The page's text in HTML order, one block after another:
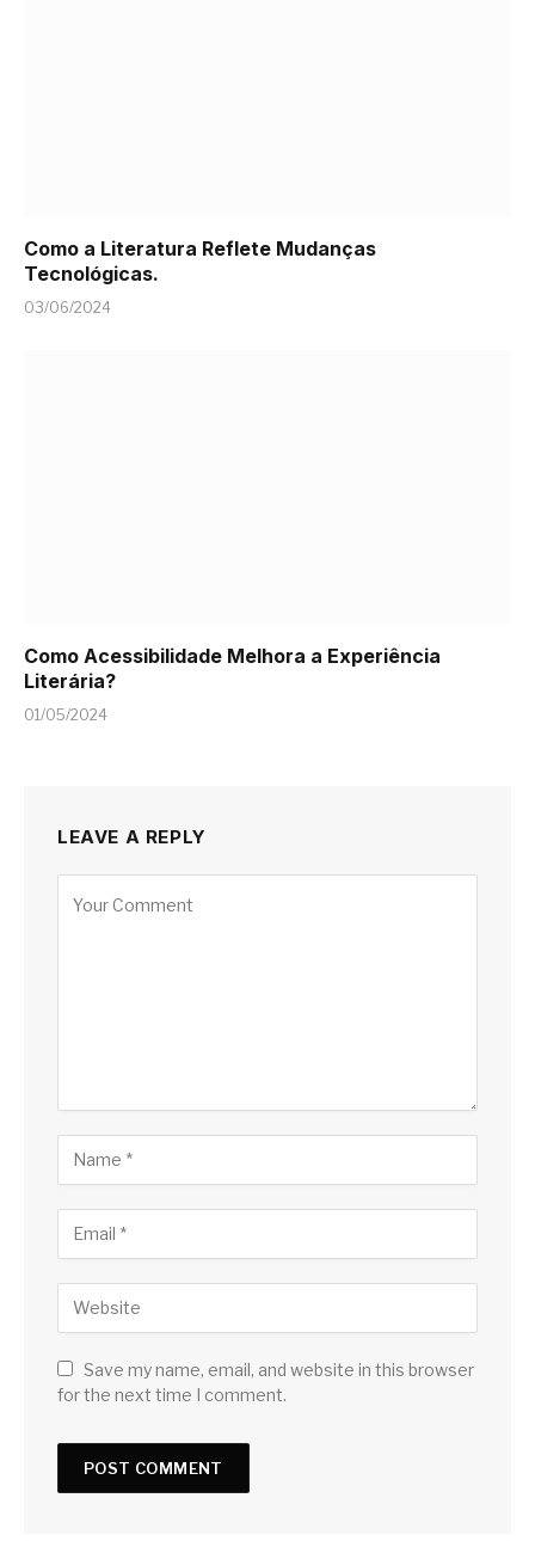
Como a Literatura Reflete Mudanças
Tecnológicas.
03/06/2024
Como Acessibilidade Melhora a Experiência
Literária?
01/05/2024
LEAVE A REPLY
Save my name, email, and website in this browser
for the next time I comment.